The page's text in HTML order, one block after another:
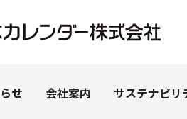
せ 会社案内 サステナビリ